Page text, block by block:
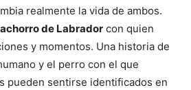
realmente la vida de ambos.
de Labrador con quien
y momentos. Una historia de
y el perro con el que
pueden sentirse identificados en